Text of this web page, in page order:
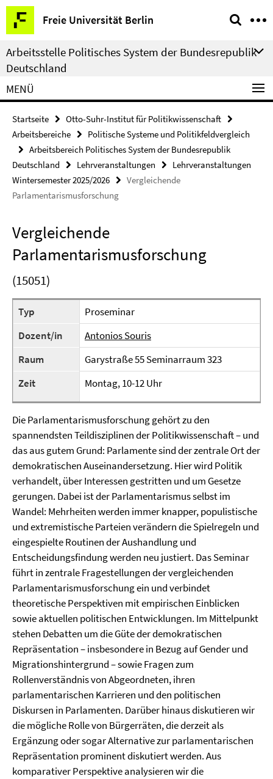
Springe
direkt
zu
Inhalt
Freie Universität Berlin
Service-
Navigation
Arbeitsstelle Politisches System der Bundesrepublik
Deutschland
MENÜ
Startseite
Otto-Suhr-Institut für Politikwissenschaft
Arbeitsbereiche
Politische Systeme und Politikfeldvergleich
Arbeitsbereich Politisches System der Bundesrepublik
Deutschland
Lehrveranstaltungen
Lehrveranstaltungen
Wintersemester 2025/2026
Vergleichende
Parlamentarismusforschung
Vergleichende
Parlamentarismusforschung
(15051)
Typ
Proseminar
Dozent/in
Antonios Souris
Raum
Garystraße 55 Seminarraum 323
Zeit
Montag, 10-12 Uhr
Die Parlamentarismusforschung gehört zu den
spannendsten Teildisziplinen der Politikwissenschaft – und
das aus gutem Grund: Parlamente sind der zentrale Ort der
demokratischen Auseinandersetzung. Hier wird Politik
verhandelt, über Interessen gestritten und um Gesetze
gerungen. Dabei ist der Parlamentarismus selbst im
Wandel: Mehrheiten werden immer knapper, populistische
und extremistische Parteien verändern die Spielregeln und
eingespielte Routinen der Aushandlung und
Entscheidungsfindung werden neu justiert. Das Seminar
führt in zentrale Fragestellungen der vergleichenden
Parlamentarismusforschung ein und verbindet
theoretische Perspektiven mit empirischen Einblicken
sowie aktuellen politischen Entwicklungen. Im Mittelpunkt
stehen Debatten um die Güte der demokratischen
Repräsentation – insbesondere in Bezug auf Gender und
Migrationshintergrund – sowie Fragen zum
Rollenverständnis von Abgeordneten, ihren
parlamentarischen Karrieren und den politischen
Diskursen in Parlamenten. Darüber hinaus diskutieren wir
die mögliche Rolle von Bürgerräten, die derzeit als
Ergänzung oder sogar Alternative zur parlamentarischen
Repräsentation prominent diskutiert werden. Aus
komparativer Perspektive analysieren wir die